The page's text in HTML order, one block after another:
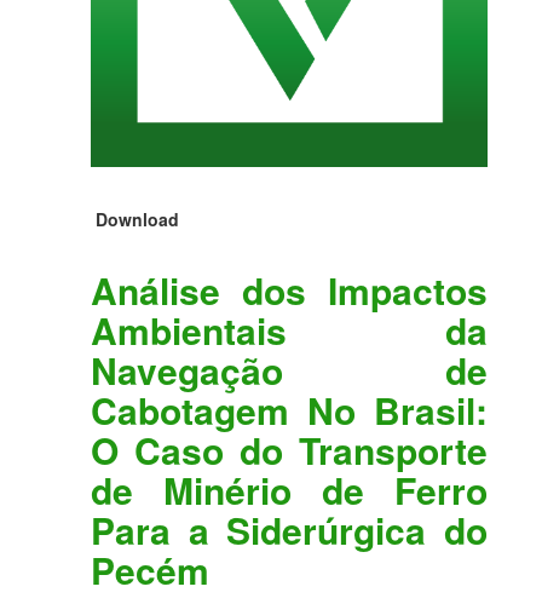
Download
Análise dos Impactos
Ambientais da
Navegação de
Cabotagem No Brasil:
O Caso do Transporte
de Minério de Ferro
Para a Siderúrgica do
Pecém